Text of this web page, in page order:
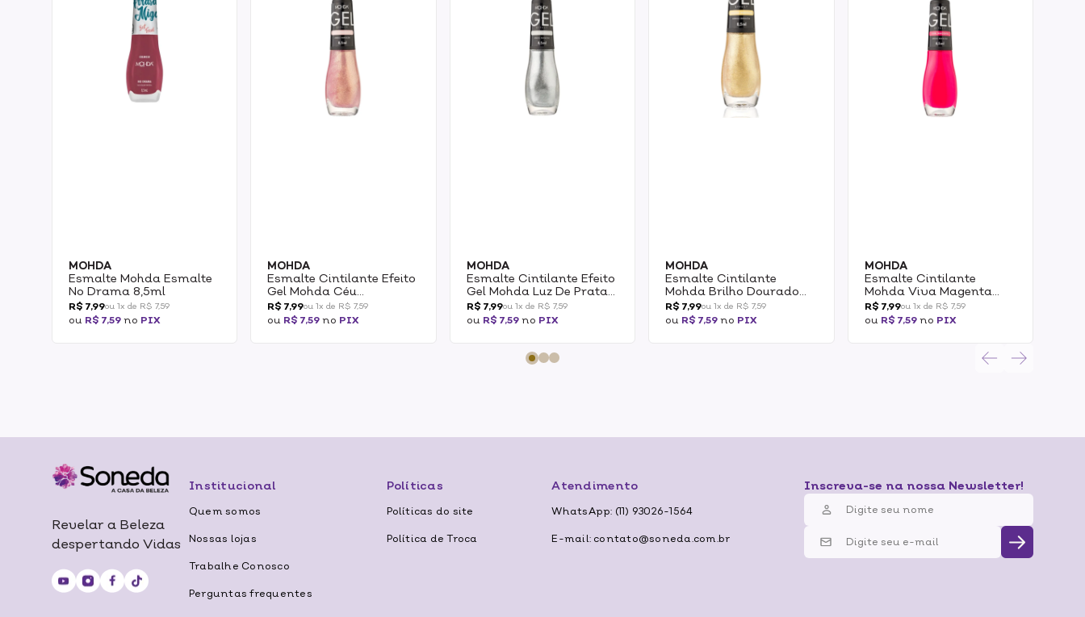
MOHDA
Esmalte Mohda Esmalte
No Drama 8,5ml
R$ 7,99ou 1x de R$ 7,59
ou R$ 7,59 no PIX
MOHDA
Esmalte Cintilante Efeito
Gel Mohda Céu
Iluminado 8,5ml
R$ 7,99ou 1x de R$ 7,59
ou R$ 7,59 no PIX
MOHDA
Esmalte Cintilante Efeito
Gel Mohda Luz De Prata
8,5ml
R$ 7,99ou 1x de R$ 7,59
ou R$ 7,59no PIX
MOHDA
Esmalte Cintilante
Mohda Brilho Dourado
8,5ml
R$ 7,99ou 1x de R$ 7,59
ou R$ 7,59 no PIX
MOHDA
Esmalte Cintilante
Mohda Viva Magenta
8,5ml
R$ 7,99ou 1x de R$ 7,59
ou R$ 7,59no PIX
Revelar a Beleza
despertando Vidas
Institucional
Quem somos
Nossas lojas
Trabalhe Conosco
Perguntas frequentes
Políticas
Políticas do site
Política de Troca
Atendimento
WhatsApp: (11) 93026-1564
E-mail: contato@soneda.com.br
Inscreva-se na nossa Newsletter!